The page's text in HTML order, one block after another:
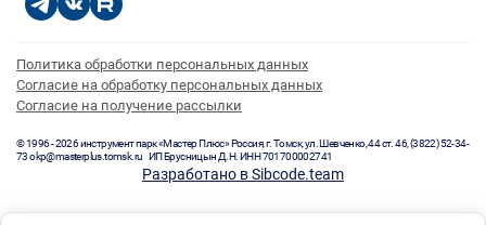
Политика обработки персональных данных
Согласие на обработку персональных данных
Согласие на получение рассылки
© 1996 - 2026 инструмент парк «Мастер Плюс» Россия, г. Томск, ул. Шевченко, 44 ст. 46, (3822) 52-34-
73 okp@masterplus.tomsk.ru ИП Брусницын Д.Н. ИНН 701700002741
Разработано в Sibcode.team